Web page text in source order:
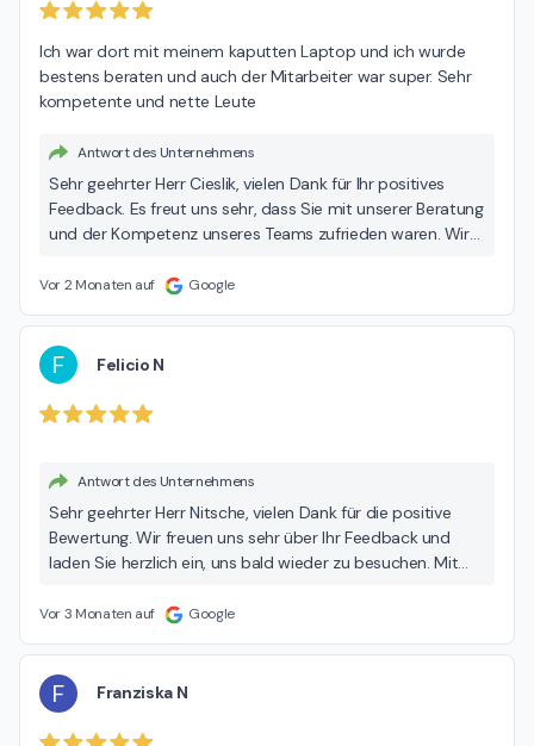
Ich war dort mit meinem kaputten Laptop und ich wurde
bestens beraten und auch der Mitarbeiter war super. Sehr
kompetente und nette Leute
Antwort des Unternehmens
Sehr geehrter Herr Cieslik, vielen Dank für Ihr positives
Feedback. Es freut uns sehr, dass Sie mit unserer Beratung
und der Kompetenz unseres Teams zufrieden waren. Wir
zur Seite. Mit freundlichen Grüßen Ihr CAB Team
Vor 2 Monaten auf Google
F Felicio N
Antwort des Unternehmens
Sehr geehrter Herr Nitsche, vielen Dank für die positive
Bewertung. Wir freuen uns sehr über Ihr Feedback und
laden Sie herzlich ein, uns bald wieder zu besuchen. Mit
Vor 3 Monaten auf Google
F Franziska N